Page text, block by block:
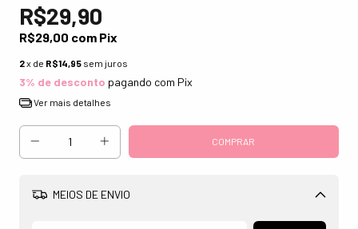
R$29,90
R$29,00 com Pix
2x de R$14,95 sem juros
3% de desconto pagando com Pix
Ver mais detalhes
MEIOS DE ENVIO
Alterar CEP